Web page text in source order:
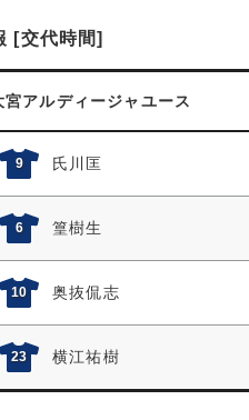
[交代時間]
宮アルディージャユース
9 氏川匡
6 篁樹生
10 奥抜侃志
23 横江祐樹